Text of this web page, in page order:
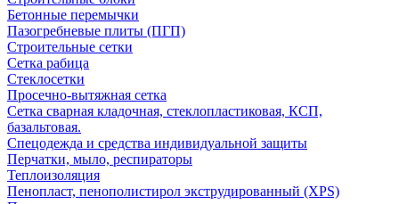
Бетонные перемычки
Пазогребневые плиты (ПГП)
Строительные сетки
Сетка рабица
Стеклосетки
Просечно-вытяжная сетка
Сетка сварная кладочная, стеклопластиковая, КСП,
базальтовая.
Спецодежда и средства индивидуальной защиты
Перчатки, мыло, респираторы
Теплоизоляция
Пенопласт, пенополистирол экструдированный (XPS)